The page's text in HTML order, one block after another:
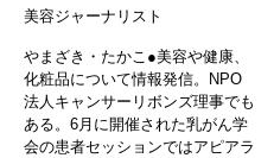
美容ジャーナリスト
やまざき・たかこ●美容や健康、
化粧品について情報発信。NPO
法人キャンサーリボンズ理事でも
ある。6月に開催された乳がん学
会の患者セッションではアピアラ